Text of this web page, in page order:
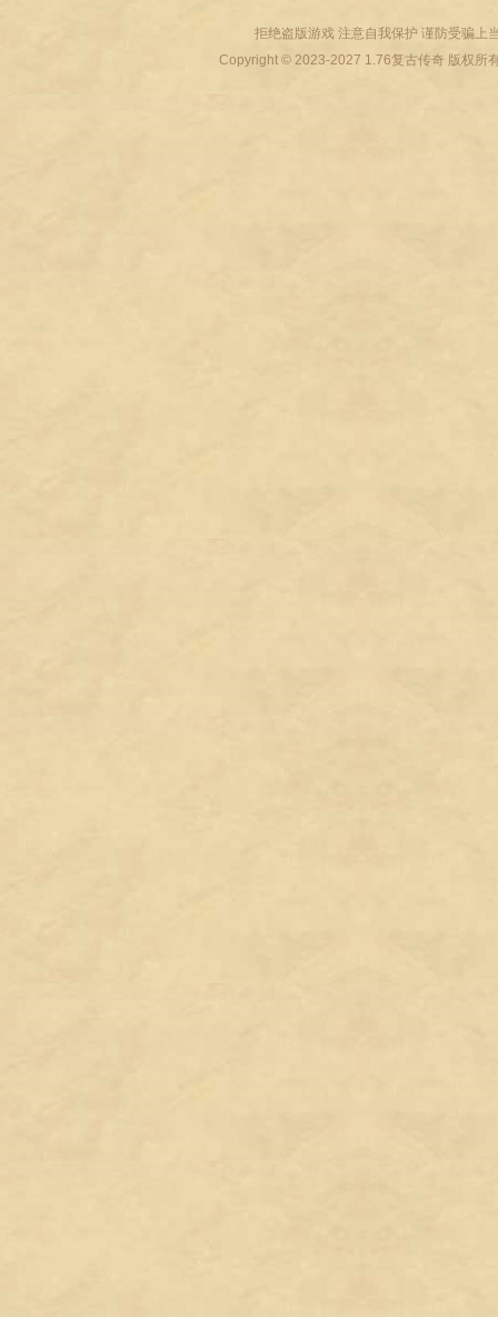
拒绝盗版游戏 注意自我保护 谨防受骗上
Copyright © 2023-2027 1.76复古传奇版权所